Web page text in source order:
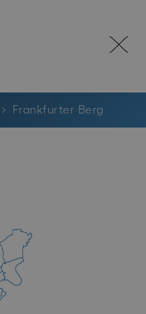
Frankfurter Berg